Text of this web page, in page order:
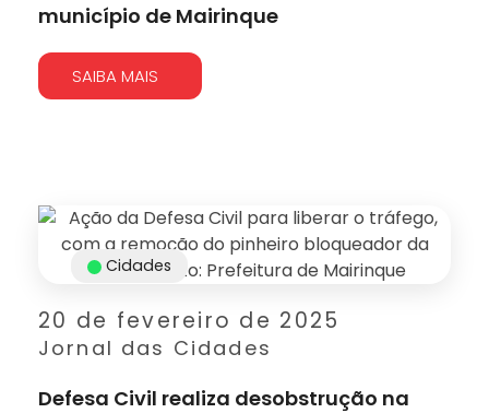
município de Mairinque
SAIBA MAIS
20 de fevereiro de 2025
Jornal das Cidades
Cidades
Defesa Civil realiza desobstrução na